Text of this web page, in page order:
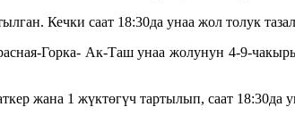
Кечки саат 18:30да унаа жол толук
Горка- Ак-Таш унаа жолунун 4-9-
жана 1 жүктөгүч тартылып, саат 18:30да